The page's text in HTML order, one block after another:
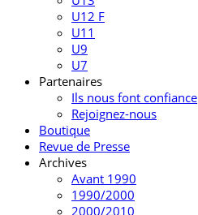
U12 F
U11
U9
U7
Partenaires
Ils nous font confiance
Rejoignez-nous
Boutique
Revue de Presse
Archives
Avant 1990
1990/2000
2000/2010